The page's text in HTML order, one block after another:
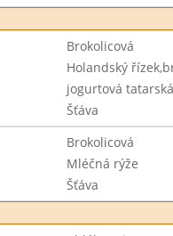
Brokolicová
Holandský
jogurtová
Šťáva
Brokolicová
Mléčná rýže
Šťáva